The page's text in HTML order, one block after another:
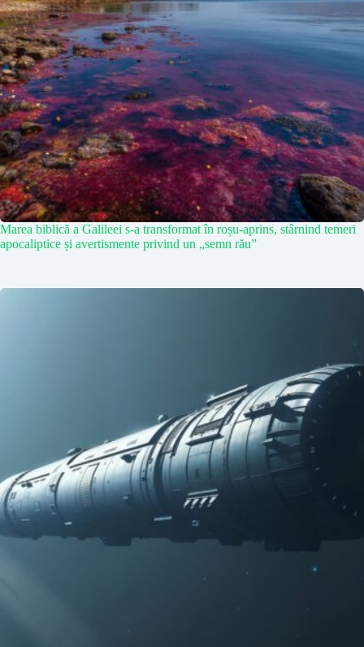
Marea biblică a Galileei s-a transformat în roșu-aprins, stârnind temeri
apocaliptice și avertismente privind un „semn rău”